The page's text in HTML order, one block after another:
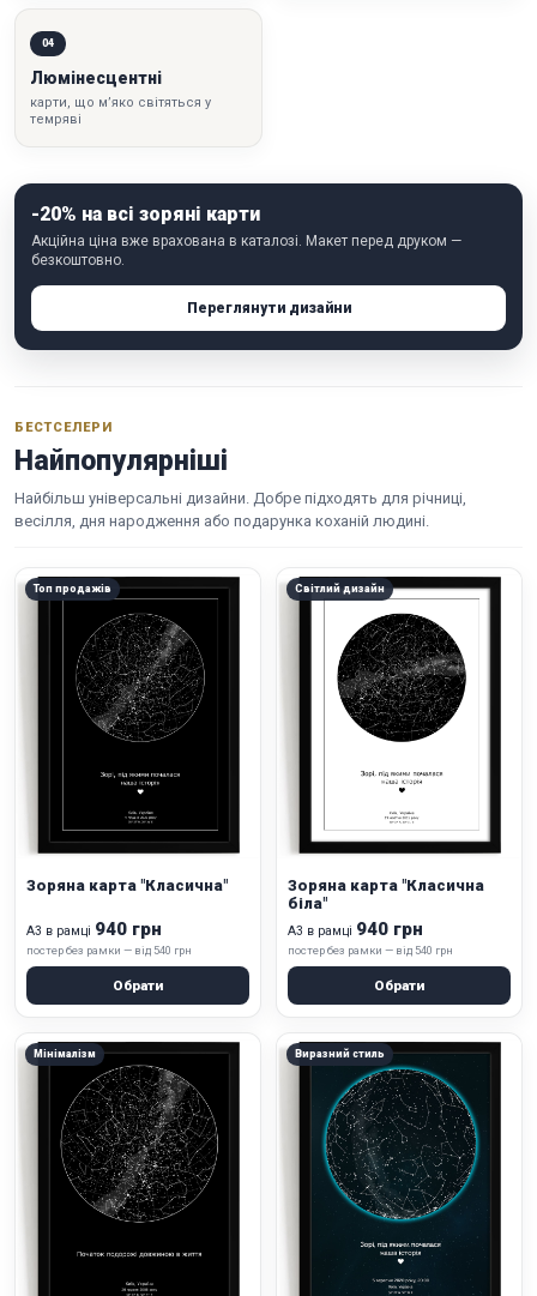
04
Люмінесцентні
карти, що м’яко світяться у
темряві
-20% на всі зоряні карти
Акційна ціна вже врахована в каталозі. Макет перед друком —
безкоштовно.
Переглянути дизайни
БЕСТСЕЛЕРИ
Найпопулярніші
Найбільш універсальні дизайни. Добре підходять для річниці,
весілля, дня народження або подарунка коханій людині.
Топ продажів
Зоряна карта "Класична"
А3 в рамці 940 грн
постер без рамки — від 540 грн
Обрати
Світлий дизайн
Зоряна карта "Класична
біла"
А3 в рамці 940 грн
постер без рамки — від 540 грн
Обрати
Мінімалізм Виразний стиль